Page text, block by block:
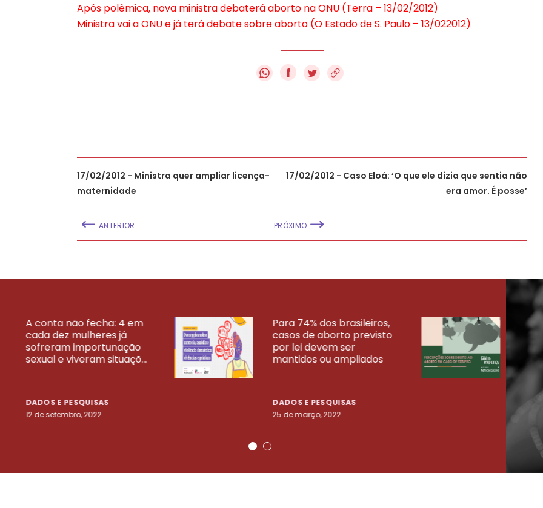
Após polêmica, nova ministra debaterá aborto na ONU (Terra – 13/02/2012)
Ministra vai a ONU e já terá debate sobre aborto (O Estado de S. Paulo – 13/022012)
f
17/02/2012 - Ministra quer ampliar licença-
maternidade
ANTERIOR
17/02/2012 - Caso Eloá: ‘O que ele dizia que sentia não
era amor. É posse’
PRÓXIMO
A conta não fecha: 4 em
cada dez mulheres já
sofreram importunação
sexual e viveram situaçõ...
DADOS E PESQUISAS
12 de setembro, 2022
Para 74% dos brasileiros,
casos de aborto previsto
por lei devem ser
mantidos ou ampliados
DADOS E PESQUISAS
25 de março, 2022
23
VEJA MAIS PESQUISAS